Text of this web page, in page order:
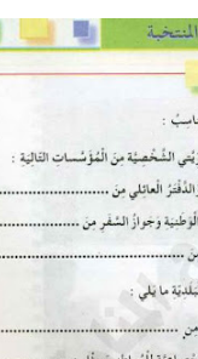
بحوث
بحوث
بحوث
بحوث